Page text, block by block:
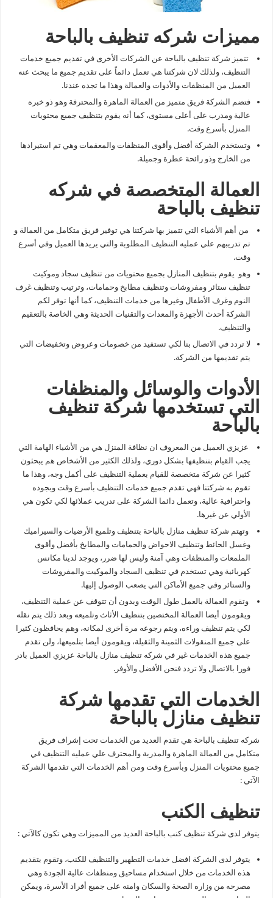
مميزات شركه تنظيف بالباحة
تتميز شركة تنظيف بالباحة عن الشركات الأخرى في تقديم جميع خدمات
التنظيف، ولذلك لان شركتنا هي تعمل دائماً على تقديم جميع ما يبحث عنه
العميل من المنظفات والأدوات والعمالة وهذا ما تجده عندنا.
فتضم الشركة فريق متميز من العمالة الماهرة والمحترفة وهو ذو خبره
عالية ومدرب على أعلى مستوى، كما أنه يقوم بتنظيف جميع محتويات
المنزل بأسرع وقت.
وتستخدم الشركة أفضل وأقوى المنظفات والمعقمات وهي تم استيرادها
من الخارج وذو رائحة عطرة وجميلة.
العمالة المتخصصة في شركه
تنظيف بالباحة
من أهم الأشياء التي تتميز بها شركتنا هي توفير فريق متكامل من العمالة و
تم تدريبهم علي عمليه التنظيف المطلوبة والتي يريدها العميل وفي أسرع
وقت.
وهو يقوم بتنظيف المنازل بجميع محتويات من تنظيف سجاد وموكيت
تنظيف ستائر ومفروشات وتنظيف مطابخ وحمامات، وترتيب وتنظيف غرف
النوم وغرف الأطفال وغيرها من خدمات التنظيف، كما أنها توفر لكم
الشركة أحدث الأجهزة والمعدات والتقنيات الحديثة وهي الخاصة بالتعقيم
والتنظيف.
لا تردد في الاتصال بنا لكي تستفيد من خصومات وعروض وتخفيضات التي
يتم تقديمها من الشركة.
الأدوات والوسائل والمنظفات
التي تستخدمها شركة تنظيف
بالباحة
عزيزي العميل من المعروف ان نظافة المنزل هي من الأشياء الهامة التي
يجب القيام بتنظيفها بشكل دوري، ولذلك الكثير من الأشخاص هم يبحثون
كثيرا عن شركة متخصصة للقيام بعملية التنظيف على أكمل وجه، وهذا ما
تقوم به شركتنا فهي تقدم جميع خدمات التنظيف بأسرع وقت وبجوده
واحترافية عالية، وتعمل دائما الشركة على تدريب عملائها لكي تكون هي
الأولي عن غيرها.
وتهتم شركة تنظيف منازل بالباحة بتنظيف وتلميع الأرضيات والسيراميك
وغسل الحائط وتنظيف الاحواض والحمامات والمطابخ بأفضل وأقوى
الملمعات والمنظفات وهي آمنة وليس لها ضرر، ويوجد لدينا مكانس
كهربائية وهي تستخدم في تنظيف السجاد والموكيت والمفروشات
والستائر وفي جميع الأماكن التي يصعب الوصول إليها.
وتقوم العمالة بالعمل طول الوقت وبدون أن تتوقف عن عملية التنظيف،
ويقومون أيضا العمالة المختصين بتنظيف الأثاث وتلميعه وبعد ذلك يتم نقله
لكي يتم تنظيف وراءه، ويتم رجوعه مرة أخرى لمكانه، وهم يحافظون كثيرا
على جميع المنقولات الثمينة والثقيلة، ويقومون أيضا بتلميعها، ولن تقدم
جميع هذه الخدمات غير في شركه تنظيف منازل بالباحة عزيزي العميل بادر
فورا بالاتصال ولا تردد فنحن الأفضل والأوفر.
الخدمات التي تقدمها شركة
تنظيف منازل بالباحة
شركه تنظيف بالباحة هي تقدم العديد من الخدمات تحت إشراف فريق
متكامل من العمالة الماهرة والمدربة والمحترف علي عمليه التنظيف في
جميع محتويات المنزل وبأسرع وقت ومن أهم الخدمات التي تقدمها الشركة
الآتي :
تنظيف الكنب
يتوفر لدى شركة تنظيف كنب بالباحة العديد من المميزات وهي تكون كالآتي :
يتوفر لدى الشركة افضل خدمات التطهير والتنظيف للكنب، وتقوم بتقديم
هذه الخدمات من خلال استخدام مساحيق ومنظفات عالية الجودة وهي
مصرحه من وزاره الصحة والسكان وامنه على جميع أفراد الأسرة، ويمكن